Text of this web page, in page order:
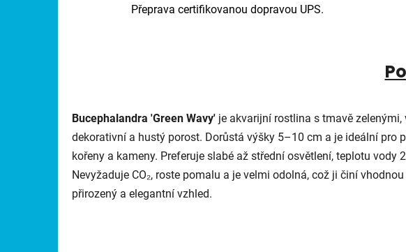
Přeprava certifikovanou dopravou UPS.
Bucephalandra 'Green Wavy' je akvarijní rostlina s tmavě
dekorativní a hustý porost. Dorůstá výšky 5–10 cm a je ideální pro
kořeny a kameny. Preferuje slabé až střední osvětlení, teplotu vody
Nevyžaduje CO₂, roste pomalu a je velmi odolná, což ji činí
přirozený a elegantní vzhled.